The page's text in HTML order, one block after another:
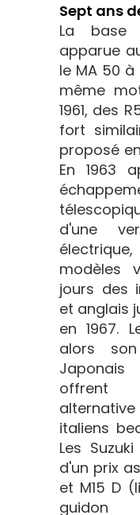
Sept ans
La base
apparue
le MA 50
même
1961, des
fort
proposé
En 1963
d'une
modèles
jours des
et anglais
en 1967.
alors
offrent
italiens
Les
d'un prix
et M15 D